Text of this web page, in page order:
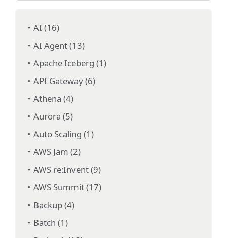
AI (16)
AI Agent (13)
Apache Iceberg (1)
API Gateway (6)
Athena (4)
Aurora (5)
Auto Scaling (1)
AWS Jam (2)
AWS re:Invent (9)
AWS Summit (17)
Backup (4)
Batch (1)